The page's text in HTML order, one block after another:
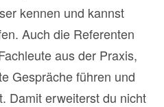
kennen und kannst
Auch die Referenten
aus der Praxis,
Gespräche führen und
Damit erweiterst du nicht